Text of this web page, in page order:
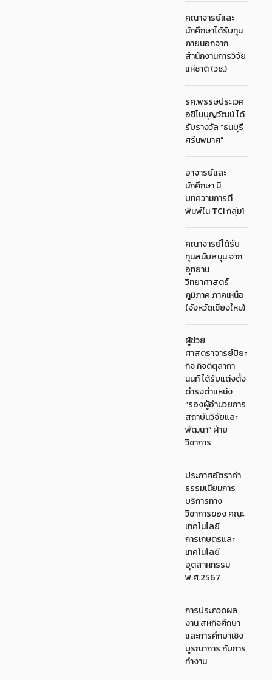
คณาจารย์และ
นักศึกษาได้รับทุน
ภายนอกจาก
สำนักงานการวิจัย
แห่ชาติ (วช.)
รศ.พรรษประเวศ
อชิโนบุญวัฒน์ ได้
รับรางวัล “ธนบุรี
ศรีนพมาศ”
อาจารย์และ
นักศึกษา มี
บทความการตี
พิมพ์ใน TCI กลุ่ม1
คณาจารย์ได้รับ
ทุนสนับสนุน จาก
อุทยาน
วิทยาศาสตร์
ภูมิภาค ภาคเหนือ
(จังหวัดเชียงใหม่)
ผู้ช่วย
ศาสตราจารย์ปิยะ
กิจ กิจติตุลากา
นนท์ ได้รับแต่งตั้ง
ดำรงตำแหน่ง
“รองผู้อำนวยการ
สถาบันวิจัยและ
พัฒนา“ ฝ่าย
วิชาการ
ประกาศอัตราค่า
ธรรมเนียมการ
บริการทาง
วิชาการของ คณะ
เทคโนโลยี
การเกษตรและ
เทคโนโลยี
อุตสาหกรรม
พ.ศ.2567
การประกวดผล
งาน สหกิจศึกษา
และการศึกษาเชิง
บูรณาการ กับการ
ทำงาน